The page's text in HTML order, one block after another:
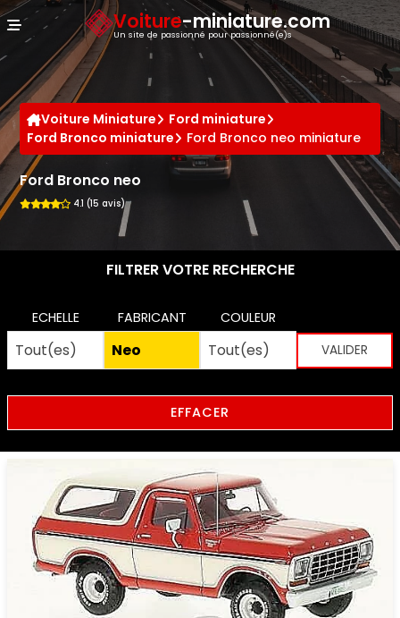
Voiture-miniature.com
Un site de passionné pour passionné(e)s
Voiture Miniature
Ford miniature
Ford Bronco miniature
Ford Bronco neo miniature
Ford Bronco neo
4.1 (15 avis)
FILTRER VOTRE RECHERCHE
ECHELLE FABRICANT COULEUR
EFFACER
Panneau de gestion des cookies